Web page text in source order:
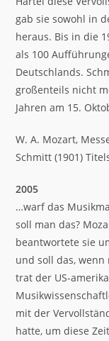
gab sie sowohl in
heraus. Bis in die
als 100
Deutschlands.
großenteils nicht
Jahren am 15.
W. A. Mozart,
Schmitt (1901)
2005
…warf das
soll man das?
beantwortete sie
und soll das, wenn
trat der US-
mit der
hatte, um diese